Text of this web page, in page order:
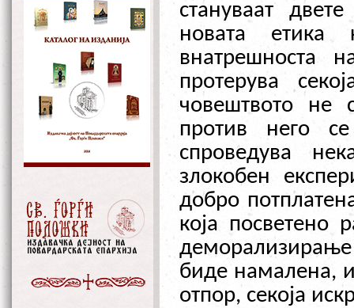
стануваат
новата етика
внатрешноста
протерува
човештвото не
против него
спроведува
злокобен
добро
која посветено
биде намалена,
отпор, секоја